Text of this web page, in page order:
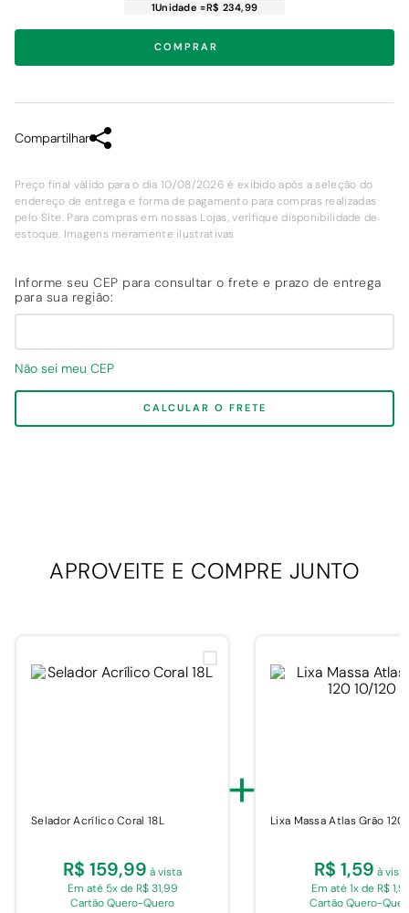
1Unidade =R$ 234,99
COMPRAR
Compartilhar
Preço final válido para o dia 10/08/2026 é exibido após a seleção do
endereço de entrega e forma de pagamento para compras realizadas
pelo Site. Para compras em nossas Lojas, verifique disponibilidade de
estoque. Imagens meramente ilustrativas
Não sei meu CEP
CALCULAR O FRETE
APROVEITE E COMPRE JUNTO
Selador Acrílico Coral 18L
R$ 159,99 à vista
Em até 5x de R$ 31,99
Cartão Quero-Quero
+ Lixa Massa Atlas Grão 120
R$ 1,59 à vista
Em até 1x de R$
Cartão Quero-